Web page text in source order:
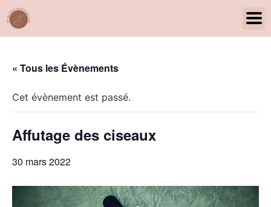
« Tous les Évènements
Cet évènement est passé.
Affutage des ciseaux
30 mars 2022
Panneau de gestion des cookies